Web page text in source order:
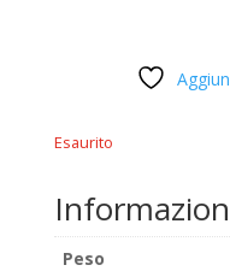
Esaurito
Peso